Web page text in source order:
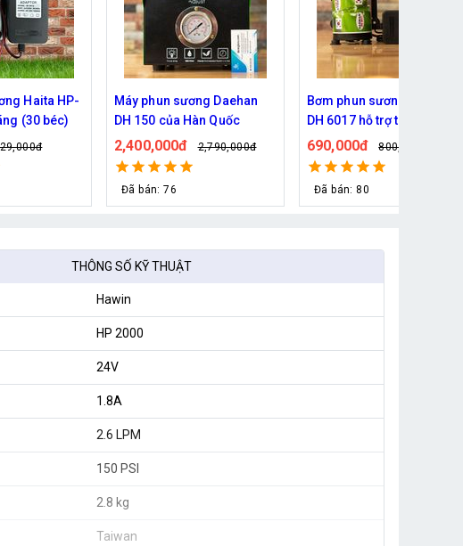
Daehan
Quốc
2,790,000đ
Bơm phun sương Daehan
DH 6017 hỗ trợ từ 5 - 20 béc
690,000đ 800,000đ
Đã bán: 80
Bơm phun sương Haita HP
2700 chính hãng
590,000đ 690,000đ
Đã bán: 53
THÔNG SỐ KỸ THUẬT
Hawin
HP 2000
24V
1.8A
2.6 LPM
150 PSI
2.8 kg
Taiwan